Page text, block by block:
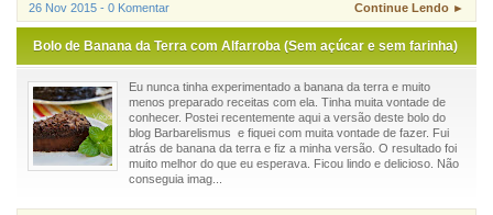
26 Nov 2015 - 0 Komentar Continue Lendo ►
Bolo de Banana da Terra com Alfarroba (Sem açúcar e sem farinha)
Eu nunca tinha experimentado a banana da terra e muito
menos preparado receitas com ela. Tinha muita vontade de
conhecer. Postei recentemente aqui a versão deste bolo do
blog Barbarelismus e fiquei com muita vontade de fazer. Fui
atrás de banana da terra e fiz a minha versão. O resultado foi
muito melhor do que eu esperava. Ficou lindo e delicioso. Não
conseguia imag...